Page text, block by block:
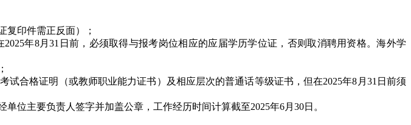
印件需正反面）；
年8月31日前，必须取得与报考岗位相应的应届学历学位证，否则取消聘用资格。海外学
合格证明（或教师职业能力证书）及相应层次的普通话等级证书，但在2025年8月31日前须
位主要负责人签字并加盖公章，工作经历时间计算截至2025年6月30日。